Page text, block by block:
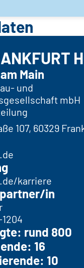
Main
und
mbH
107, 60329
karriere
in
rund 800
16
10